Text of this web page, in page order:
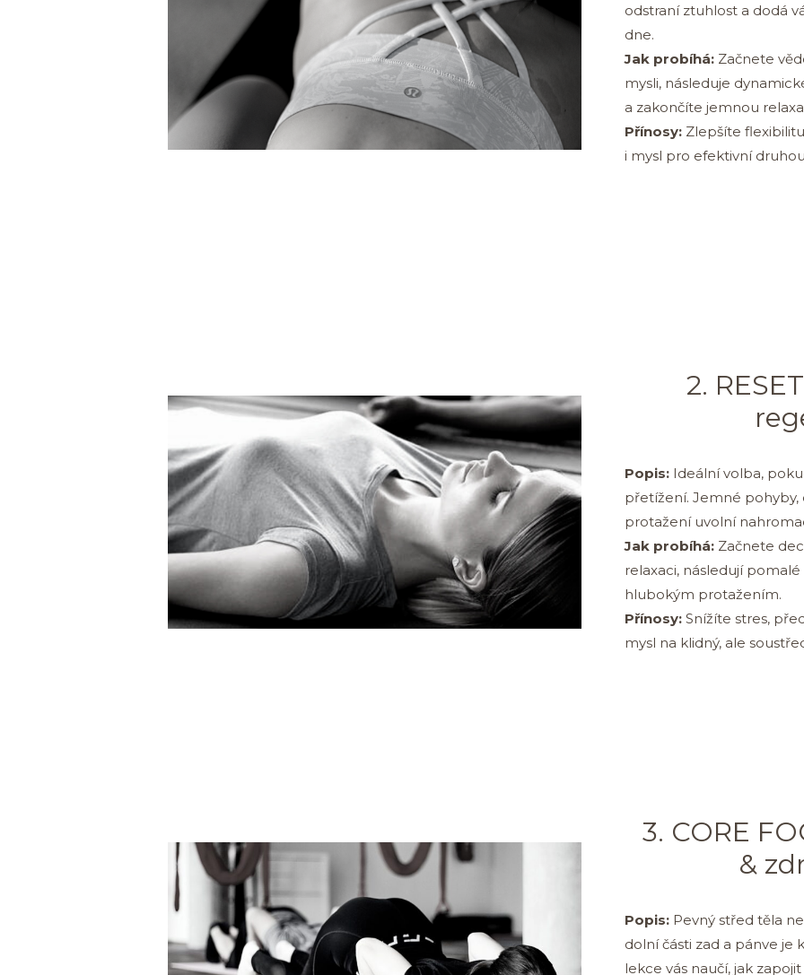
odstraní ztuhlost a dodá
dne.
Jak probíhá: Začnete
mysli, následuje
a zakončíte jemnou
Přínosy: Zlepšíte
i mysl pro efektivní
2.
Popis: Ideální volba,
přetížení. Jemné
protažení uvolní
Jak probíhá: Začnete
relaxaci, následují
hlubokým protažením.
Přínosy: Snížíte stres,
mysl na klidný, ale
3. CORE
&
Popis: Pevný střed těla
dolní části zad a pánve je
lekce vás naučí, jak